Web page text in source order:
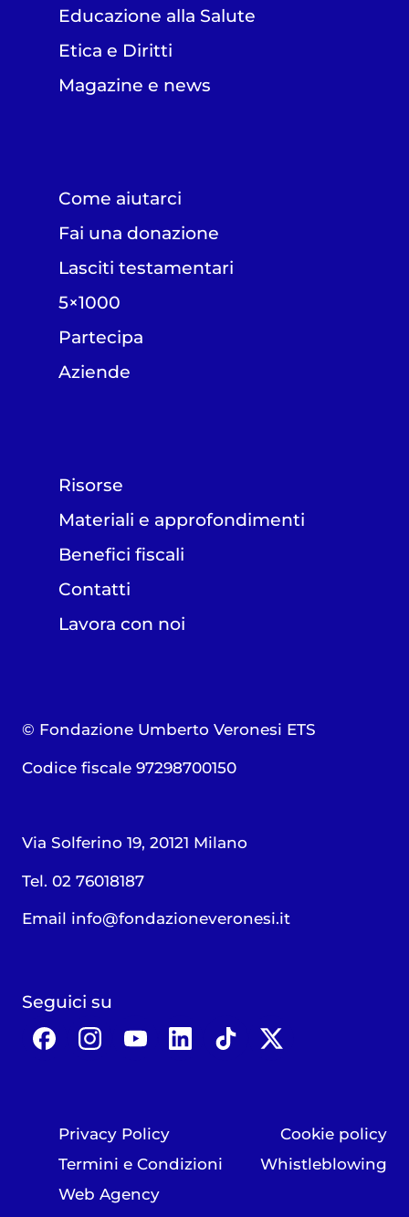
Educazione alla Salute
Etica e Diritti
Magazine e news
Come aiutarci
Fai una donazione
Lasciti testamentari
5×1000
Partecipa
Aziende
Risorse
Materiali e approfondimenti
Benefici fiscali
Contatti
Lavora con noi
© Fondazione Umberto Veronesi ETS
Codice fiscale 97298700150
Via Solferino 19, 20121 Milano
Tel. 02 76018187
Email info@fondazioneveronesi.it
Seguici su
Privacy Policy
Cookie policy
Termini e Condizioni
Whistleblowing
Web Agency